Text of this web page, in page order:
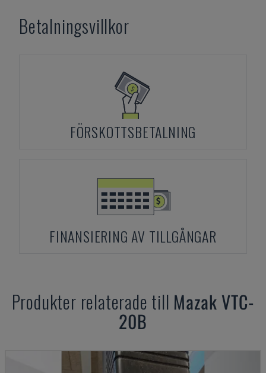
Betalningsvillkor
FÖRSKOTTSBETALNING
FINANSIERING AV TILLGÅNGAR
Produkter relaterade till Mazak VTC-
20B